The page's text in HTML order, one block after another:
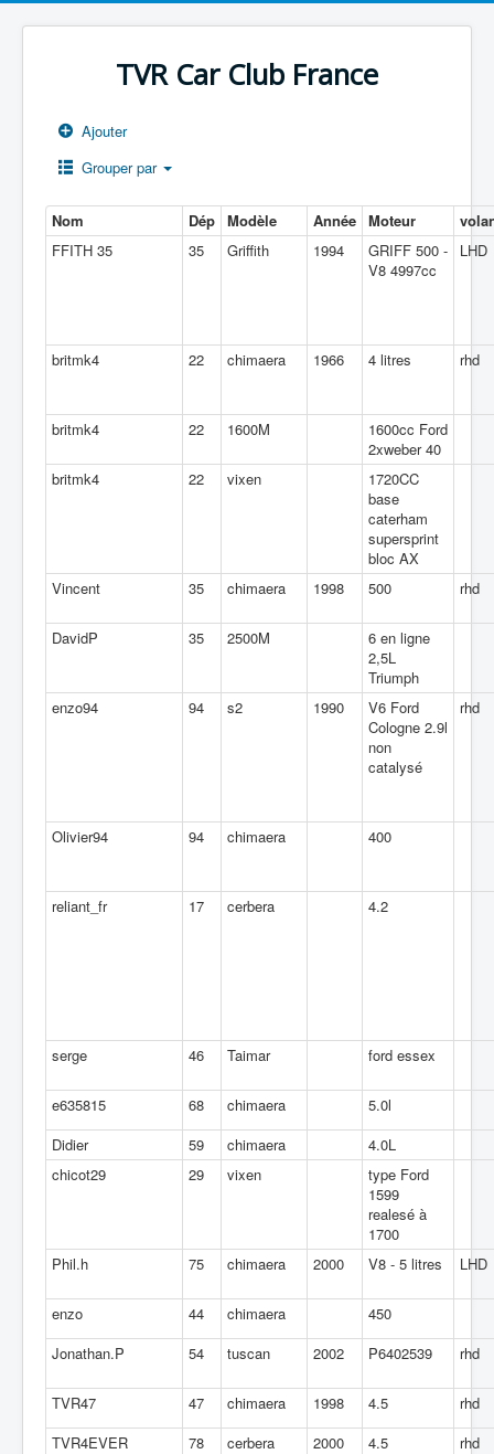
TVR Car Club France
Ajouter
Grouper par
Nom Dép Modèle Année Moteur
FFITH 35
35 Griffith 1994
GRIFF 500 -
V8 4997cc
LHD
britmk4 22 chimaera 1966 4 litres rhd
britmk4 22 1600M
1600cc Ford
2xweber 40
britmk4
22 vixen
1720CC
base
caterham
supersprint
bloc AX
Vincent
35 chimaera 1998 500 rhd
DavidP 35 2500M
6 en ligne
2,5L
Triumph
enzo94
94 s2 1990
V6 Ford
Cologne 2.9l
non
catalysé
rhd
Olivier94 94 chimaera 400
reliant_fr 17 cerbera 4.2
serge 46 Taimar ford essex
e635815 68 chimaera
5.0l
Didier
59 chimaera
4.0L
chicot29
29 vixen
type Ford
1599
realesé à
1700
Phil.h
75 chimaera 2000 V8 - 5 litres LHD
enzo 44 chimaera
450
Jonathan.P
54 tuscan 2002 P6402539 rhd
TVR47 47 chimaera 1998 4.5
rhd
TVR4EVER
78 cerbera 2000 4.5
rhd